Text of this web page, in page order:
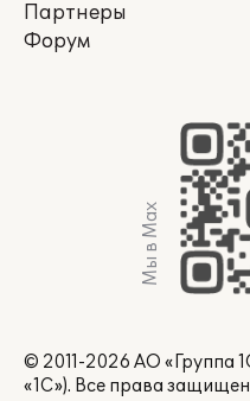
Партнеры
Форум
Мы в Max
© 2011-2026 АО «Группа
«1С»). Все права